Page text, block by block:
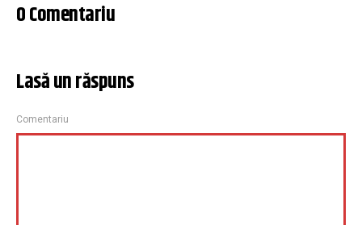
0 Comentariu
Lasă un răspuns
Comentariu